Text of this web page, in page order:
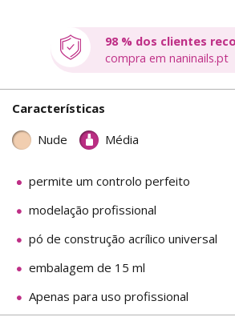
98 % dos clientes
compra em naninails.pt
Características
Nude Média
permite um controlo perfeito
modelação profissional
pó de construção acrílico universal
embalagem de 15 ml
Apenas para uso profissional